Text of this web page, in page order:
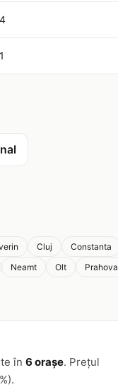
4
1
Cluj
Constanta
Neamt Olt
Prahova
în 6 orașe. Prețul